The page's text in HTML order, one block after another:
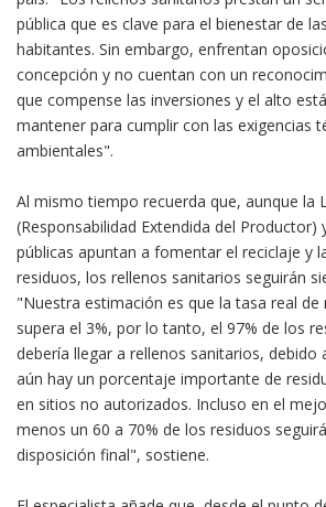
pública que es clave para el bienestar de
habitantes. Sin embargo, enfrentan
concepción y no cuentan con un
que compense las inversiones y el alto
mantener para cumplir con las exigencias
ambientales".
Al mismo tiempo recuerda que, aunque la
(Responsabilidad Extendida del Productor)
públicas apuntan a fomentar el reciclaje y
residuos, los rellenos sanitarios seguirán
"Nuestra estimación es que la tasa real de
supera el 3%, por lo tanto, el 97% de los
debería llegar a rellenos sanitarios, debido
aún hay un porcentaje importante de
en sitios no autorizados. Incluso en el
menos un 60 a 70% de los residuos
disposición final", sostiene.